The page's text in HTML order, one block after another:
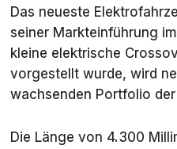
Das neueste
seiner Markteinführung
kleine elektrische
vorgestellt wurde, wird
wachsenden Portfolio
Die Länge von 4.300